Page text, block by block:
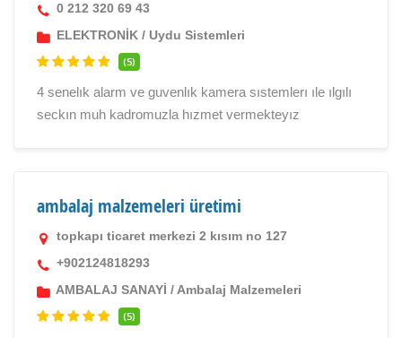
0 212 320 69 43
ELEKTRONİK / Uydu Sistemleri
(5)
4 senelık alarm ve guvenlık kamera sıstemlerı ıle ılgılı
seckın muh kadromuzla hızmet vermekteyız
ambalaj malzemeleri üretimi
topkapı ticaret merkezi 2 kısım no 127
+902124818293
AMBALAJ SANAYİ / Ambalaj Malzemeleri
(5)